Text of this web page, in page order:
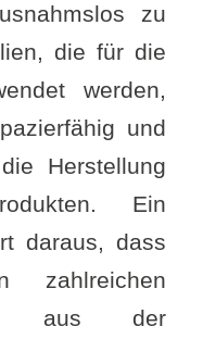
zu
die für die
werden,
und
Herstellung
Ein
daraus, dass
zahlreichen
aus der